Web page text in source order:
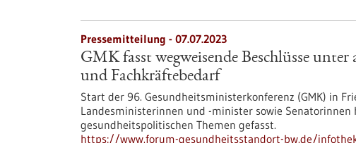
Pressemitteilung - 07.07.2023
GMK fasst wegweisende Beschlüsse
und Fachkräftebedarf
Start der 96. Gesundheitsministerkonferenz (GMK) in
Landesministerinnen und -minister sowie Senatorinnen
gesundheitspolitischen Themen gefasst.
https://www.forum-gesundheitsstandort-bw.de/